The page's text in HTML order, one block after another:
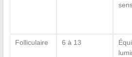
Folliculaire 6 à 13